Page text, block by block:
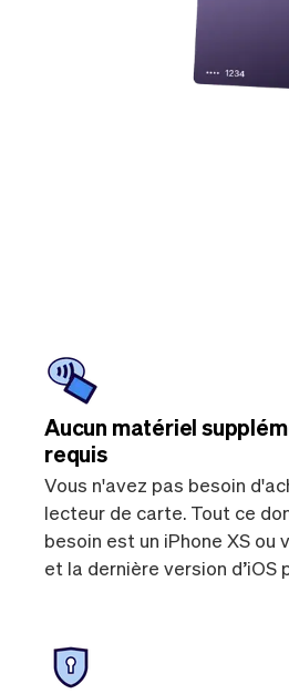
Aucun matériel
requis
Vous n'avez pas besoin
lecteur de carte. Tout ce
besoin est un iPhone XS ou
et la dernière version d’iOS